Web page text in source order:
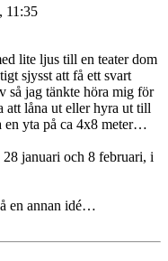
11:35
lite ljus till en teater dom
sjysst att få ett svart
så jag tänkte höra mig för
att låna ut eller hyra ut till
en yta på ca 4x8 meter…
januari och 8 februari, i
en annan idé…